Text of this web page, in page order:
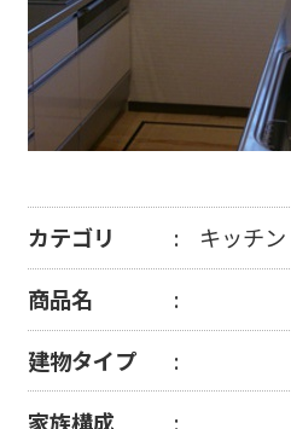
カテゴリ
キッチン
商品名
建物タイプ
家族構成